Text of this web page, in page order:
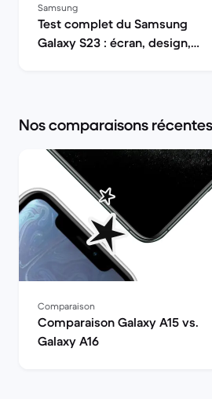
Samsung
Test complet du Samsung
Galaxy S23 : écran, design,
Nos comparaisons récentes
Comparaison
Comparaison Galaxy A15 vs.
Galaxy A16